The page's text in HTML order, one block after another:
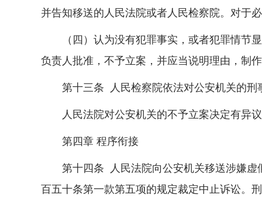
并告知移送的人民法院或者人民检察院。对于
（四）认为没有犯罪事实，或者犯罪情节显
负责人批准，不予立案，并应当说明理由，制
第十三条 人民检察院依法对公安机关的刑
人民法院对公安机关的不予立案决定有异议
第四章 程序衔接
第十四条 人民法院向公安机关移送涉嫌虚
百五十条第一款第五项的规定裁定中止诉讼。